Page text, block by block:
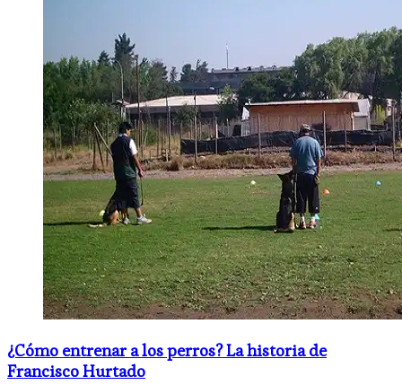
¿Cómo entrenar a los perros? La historia de
Francisco Hurtado